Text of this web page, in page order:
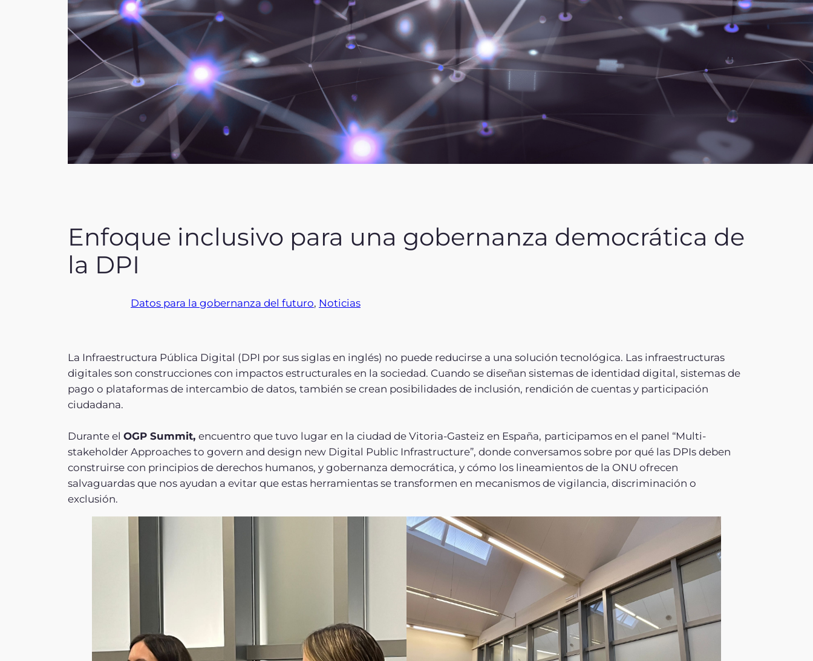
Enfoque inclusivo para una gobernanza democrática de
la DPI
Datos para la gobernanza del futuro, Noticias
La Infraestructura Pública Digital (DPI por sus siglas en inglés) no puede reducirse a una solución tecnológica. Las infraestructuras
digitales son construcciones con impactos estructurales en la sociedad. Cuando se diseñan sistemas de identidad digital, sistemas de
pago o plataformas de intercambio de datos, también se crean posibilidades de inclusión, rendición de cuentas y participación
ciudadana.
Durante el OGP Summit, encuentro que tuvo lugar en la ciudad de Vitoria-Gasteiz en España, participamos en el panel “Multi-
stakeholder Approaches to govern and design new Digital Public Infrastructure”, donde conversamos sobre por qué las DPIs deben
construirse con principios de derechos humanos, y gobernanza democrática, y cómo los lineamientos de la ONU ofrecen
salvaguardas que nos ayudan a evitar que estas herramientas se transformen en mecanismos de vigilancia, discriminación o
exclusión.